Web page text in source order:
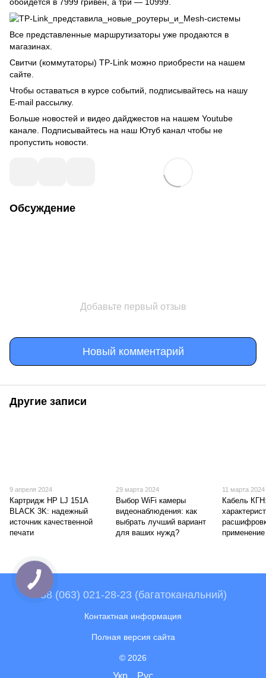
Все представленные маршрутизаторы уже продаются в
магазинах.
Свитчи (коммутаторы) TP-Link можно приобрести на нашем
сайте.
Чтобы оставаться в курсе событий, подписывайтесь на нашу
E-mail рассылку.
Больше новостей и видео дайджестов на нашем Youtube
канале . Подписывайтесь на наш Ютуб канал чтобы не
пропустить новости.
Обсуждение
Добавьте первый отзыв
Новый комментарий
Другие записи
9 апреля 2024
Картридж HP LJ 151A
BLACK 3K: надежный
источник качественной
печати
29 марта 2024
Выбор WiFi камеры
видеонаблюдения: как
выбрать лучший вариант
для ваших нужд?
11 марта 2024
Кабель
применение
+38 (063) 021-28-23 (багатоканальний)
Контактная информация
Полная версия сайта
© 2026
Укр Рус